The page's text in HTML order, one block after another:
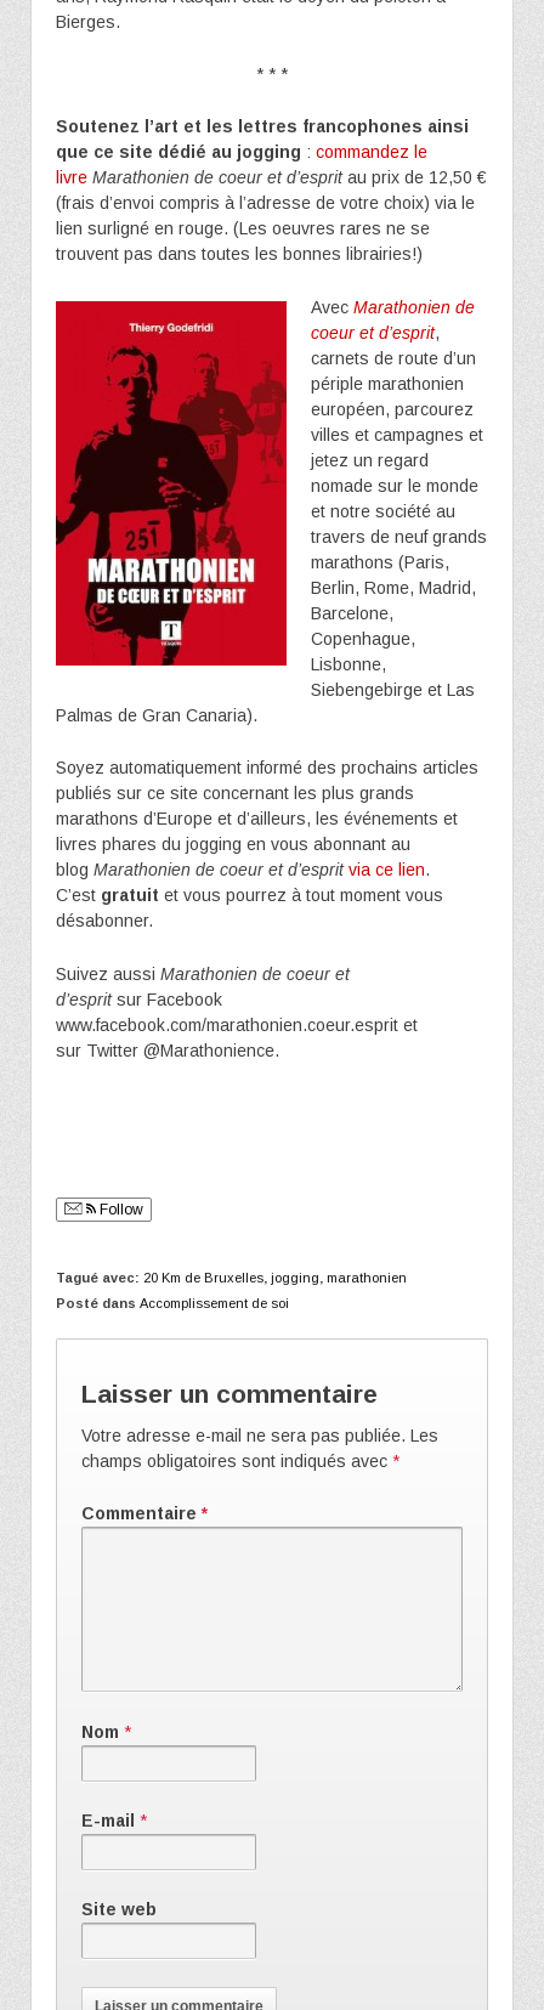
Bierges.
* * *
Soutenez l’art et les lettres francophones ainsi
que ce site dédié au jogging : commandez le
livre Marathonien de coeur et d’espritau prix de 12,50 €
(frais d’envoi compris à l’adresse de votre choix) via le
lien surligné en rouge. (Les oeuvres rares ne se
trouvent pas dans toutes les bonnes librairies!)
Avec Marathonien de
coeur et d’esprit,
carnets de route d’un
périple marathonien
européen, parcourez
villes et campagnes et
jetez un regard
nomade sur le monde
et notre société au
travers de neuf grands
marathons (Paris,
Berlin, Rome, Madrid,
Barcelone,
Copenhague,
Lisbonne,
Siebengebirge et Las
Palmas de Gran Canaria).
Soyez automatiquement informé des prochains articles
publiés sur ce site concernant les plus grands
marathons d’Europe et d’ailleurs, les événements et
livres phares du jogging en vous abonnant au
blog Marathonien de coeur et d’esprit via ce lien.
C’est gratuit et vous pourrez à tout moment vous
désabonner.
Suivez aussi Marathonien de coeur et
d’espritsur Facebook
www.facebook.com/marathonien.coeur.esprit et
sur Twitter @Marathonience.
Follow
Tagué avec: 20 Km de Bruxelles jogging marathonien
Posté dans Accomplissement de soi
Laisser un commentaire
Votre adresse e-mail ne sera pas publiée. Les
champs obligatoires sont indiqués avec *
Commentaire *
Nom *
E-mail *
Site web